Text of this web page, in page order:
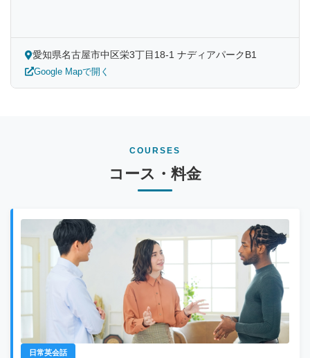
愛知県名古屋市中区栄3丁目18-1 ナディアパークB1
Google Mapで開く
COURSES
コース・料金
日常英会話